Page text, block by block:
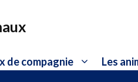
de compagnie Les